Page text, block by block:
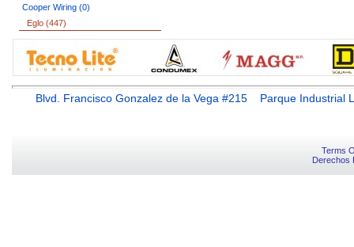
Cooper Wiring (0)
Eglo (447)
Blvd. Francisco Gonzalez de la Vega #215 Parque
Terms
Derechos